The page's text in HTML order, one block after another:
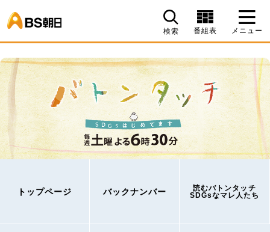
検索 番組表 メニュー
トップページ バックナンバー
読むバトンタッチ
SDGsなマレ人たち